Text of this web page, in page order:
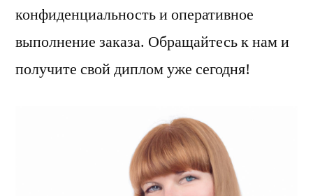
конфиденциальность и оперативное
выполнение заказа. Обращайтесь к нам и
получите свой диплом уже сегодня!